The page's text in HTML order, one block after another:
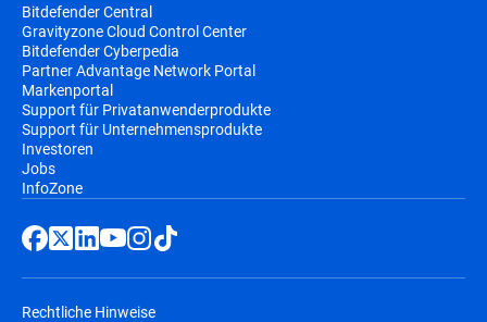
Bitdefender Central
Gravityzone Cloud Control Center
Bitdefender Cyberpedia
Partner Advantage Network Portal
Markenportal
Support für Privatanwenderprodukte
Support für Unternehmensprodukte
Investoren
Jobs
InfoZone
Rechtliche Hinweise